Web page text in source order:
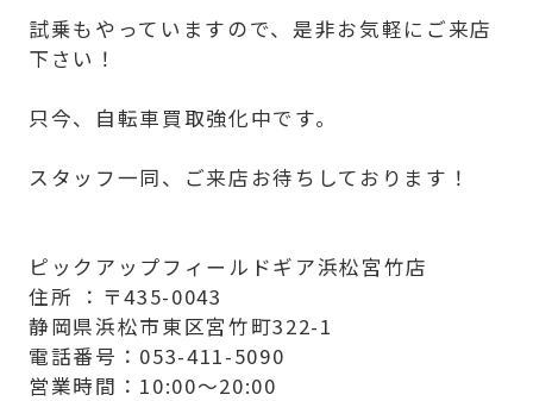
試乗もやっていますので、是非お気軽にご来店
下さい！
只今、自転車買取強化中です。
スタッフ一同、ご来店お待ちしております！
ピックアップフィールドギア浜松宮竹店
住所 ：〒435-0043
静岡県浜松市東区宮竹町322-1
電話番号：053-411-5090
営業時間：10:00～20:00